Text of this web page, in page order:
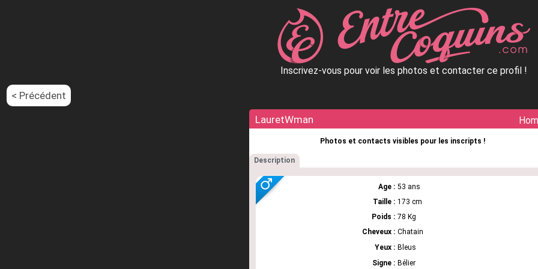
Inscrivez-vous pour voir les photos et contacter ce profil !
< Précédent
LauretWman
Photos et contacts visibles pour les inscripts !
Description
Age : 53 ans
Taille : 173 cm
Poids : 78 Kg
Cheveux : Chatain
Yeux : Bleus
Signe : Bélier